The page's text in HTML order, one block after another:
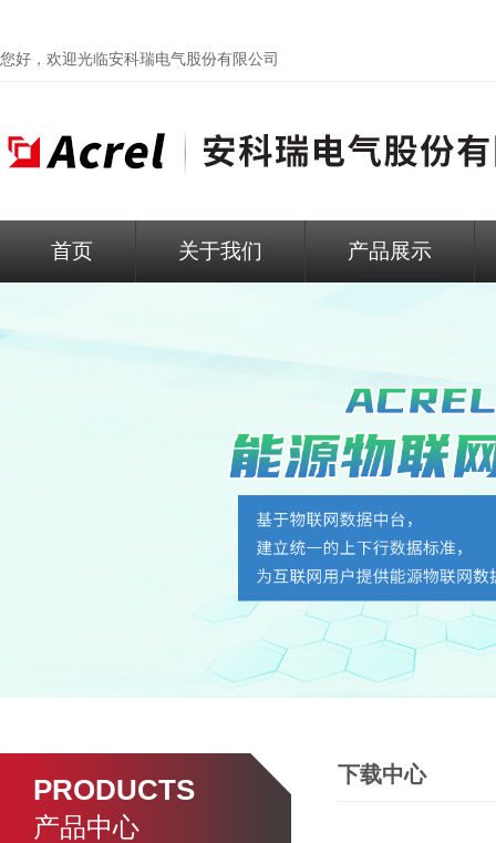
您好，欢迎光临安科瑞电气股份有限公司
首页 关于我们 产品展示
PRODUCTS
产品中心
下载中心